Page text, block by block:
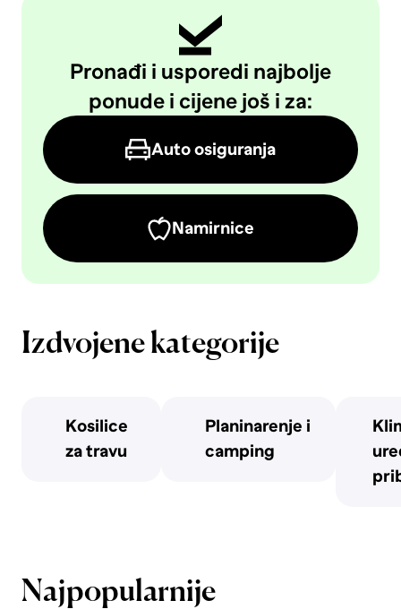
Pronađi i usporedi najbolje
ponude i cijene još i za:
Auto osiguranja
Namirnice
Izdvojene kategorije
Kosilice
za travu
Planinarenje i
camping
Najpopularnije